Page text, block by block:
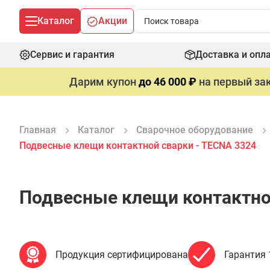
Каталог Акции
Сервис и гарантия Доставка и
Дарим купондо 46 000 ₽ на первый
Главная Каталог Сварочное оборудование
Подвесные клещи контактной сварки - TECNA 3324
Подвесные клещи
Продукция сертифицирована Гарантия